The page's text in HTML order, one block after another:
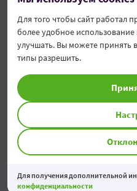
Modificarea tarifelor
04 Aug 2026
Economiile tale prind
03 Aug 2026
Для того чтобы сайт работал
более удобное
улучшать. Вы можете принять
типы разрешить.
Для получения дополнительной
конфиденциальности